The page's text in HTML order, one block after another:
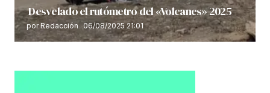
Desvelado el rutómetro del «Volcanes» 2025
por Redacción 06/08/2025 21:01